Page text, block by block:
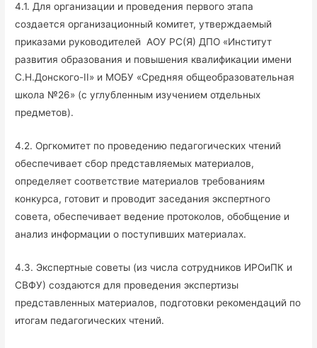
4.1. Для организации и проведения первого этапа
создается организационный комитет, утверждаемый
приказами руководителей АОУ РС(Я) ДПО «Институт
развития образования и повышения квалификации имени
С.Н.Донского-II» и МОБУ «Средняя общеобразовательная
школа №26» (с углубленным изучением отдельных
предметов).
4.2. Оргкомитет по проведению педагогических чтений
обеспечивает сбор представляемых материалов,
определяет соответствие материалов требованиям
конкурса, готовит и проводит заседания экспертного
совета, обеспечивает ведение протоколов, обобщение и
анализ информации о поступивших материалах.
4.3. Экспертные советы (из числа сотрудников ИРОиПК и
СВФУ) создаются для проведения экспертизы
представленных материалов, подготовки рекомендаций по
итогам педагогических чтений.